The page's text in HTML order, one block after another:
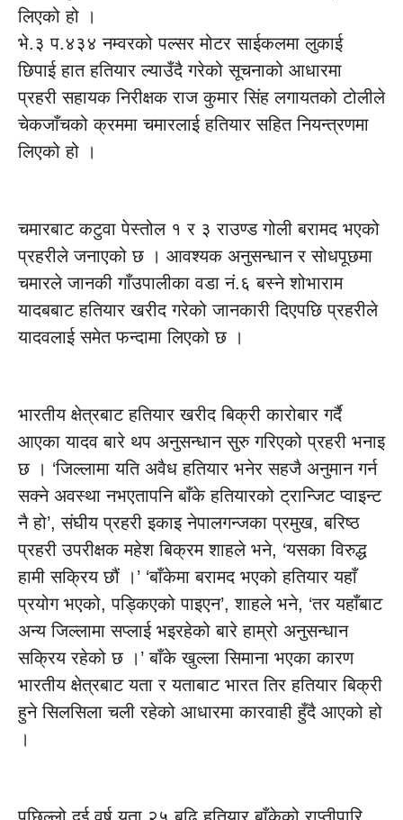
लिएको हो ।
भे.३ प.४३४ नम्वरको पल्सर मोटर साईकलमा लुकाई
छिपाई हात हतियार ल्याउँदै गरेको सूचनाको आधारमा
प्रहरी सहायक निरीक्षक राज कुमार सिंह लगायतको टोलीले
चेकजाँचको क्रममा चमारलाई हतियार सहित नियन्त्रणमा
लिएको हो ।
चमारबाट कटुवा पेस्तोल १ र ३ राउण्ड गोली बरामद भएको
प्रहरीले जनाएको छ । आवश्यक अनुसन्धान र सोधपूछमा
चमारले जानकी गाँउपालीका वडा नं.६ बस्ने शोभाराम
यादबबाट हतियार खरीद गरेको जानकारी दिएपछि प्रहरीले
यादवलाई समेत फन्दामा लिएको छ ।
भारतीय क्षेत्रबाट हतियार खरीद बिक्री कारोबार गर्दै
आएका यादव बारे थप अनुसन्धान सुरु गरिएको प्रहरी भनाइ
छ । ‘जिल्लामा यति अवैध हतियार भनेर सहजै अनुमान गर्न
सक्ने अवस्था नभएतापनि बाँके हतियारको ट्रान्जिट प्वाइन्ट
नै हो’, संघीय प्रहरी इकाइ नेपालगन्जका प्रमुख, बरिष्ठ
प्रहरी उपरीक्षक महेश बिक्रम शाहले भने, ‘यसका विरुद्ध
हामी सक्रिय छौं ।’ ‘बाँकेमा बरामद भएको हतियार यहाँ
प्रयोग भएको, पड्किएको पाइएन’, शाहले भने, ‘तर यहाँबाट
अन्य जिल्लामा सप्लाई भइरहेको बारे हाम्रो अनुसन्धान
सक्रिय रहेको छ ।’ बाँके खुल्ला सिमाना भएका कारण
भारतीय क्षेत्रबाट यता र यताबाट भारत तिर हतियार बिक्री
हुने सिलसिला चली रहेको आधारमा कारवाही हुँदै आएको हो
।